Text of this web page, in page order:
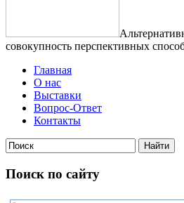
совокупность перспективных
Главная
О нас
Выставки
Вопрос-Ответ
Контакты
Поиск по сайту